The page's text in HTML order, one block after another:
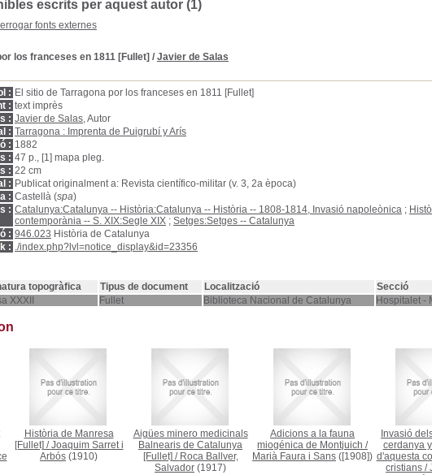
escrits per aquest autor (1)
fonts externes
los franceses en 1811 [Fullet] / Javier de Salas
: El sitio de Tarragona por los franceses en 1811 [Fullet]
: text imprès
: Javier de Salas, Autor
: Tarragona : Imprenta de Puigrubí y Arís
: 1882
: 47 p., [1] mapa pleg.
: 22 cm
: Publicat originalment a: Revista científico-militar (v. 3, 2a època)
: Castellà (spa)
: Catalunya:Catalunya -- Història:Catalunya -- Història -- 1808-1814, Invasió napoleònica ;
contemporània -- S. XIX:Segle XIX ; Setges:Setges -- Catalunya
: 946.023 Història de Catalunya
: ./index.php?lvl=notice_display&id=23356
topogràfica Tipus de document Localització Secció
XXXII Fullet Biblioteca Nacional de Catalunya Hospitalet -
Història de Manresa
[Fullet] /Joaquim Sarret i
Arbós (1910)
Aigües minero medicinals
Balnearis de Catalunya
[Fullet] / Roca Ballver,
Salvador (1917)
Adicions a la fauna
miogénica de Montjuich /
Marià Faura i Sans ([1908])
Invasió
cerdanya
d'aquesta
cristians /